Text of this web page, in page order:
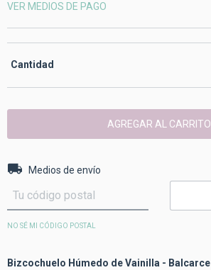
VER MEDIOS DE PAGO
Cantidad
Entregas para el CP:
Medios de envío
NO SÉ MI CÓDIGO POSTAL
Bizcochuelo Húmedo de Vainilla - Balcarce